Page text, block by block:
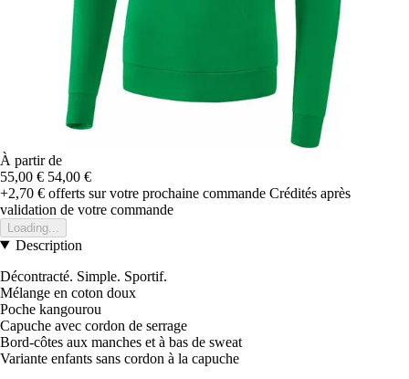
À partir de
55,00 € 54,00 €
+2,70 € offerts sur votre prochaine commande Crédités après
validation de votre commande
Loading...
Description
Décontracté. Simple. Sportif.
Mélange en coton doux
Poche kangourou
Capuche avec cordon de serrage
Bord-côtes aux manches et à bas de sweat
Variante enfants sans cordon à la capuche